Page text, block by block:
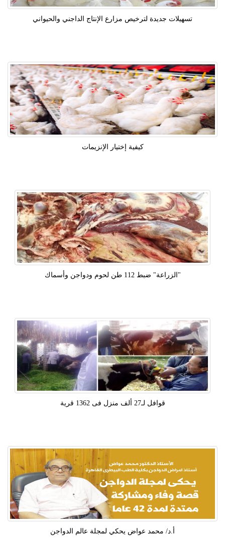
تسهيلات جديدة لترخيص مزارع الإنتاج الداجني والحيواني
كيفية إختيار الإنزيمات
"الزراعة" ضبط 112 طن لحوم ودواجن وأسماك
قوافل لـ27 ألف منزل فى 1362 قرية
أ.د/ محمد عواض يحكي لمجلة عالم الدواجن